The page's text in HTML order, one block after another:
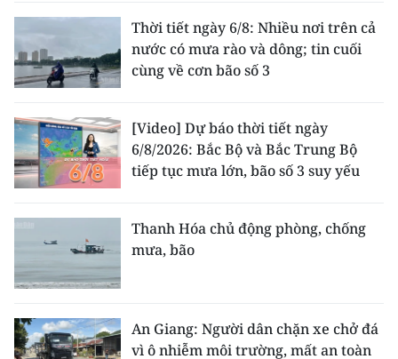
Thời tiết ngày 6/8: Nhiều nơi trên cả
nước có mưa rào và dông; tin cuối
cùng về cơn bão số 3
[Video] Dự báo thời tiết ngày
6/8/2026: Bắc Bộ và Bắc Trung Bộ
tiếp tục mưa lớn, bão số 3 suy yếu
Thanh Hóa chủ động phòng, chống
mưa, bão
An Giang: Người dân chặn xe chở đá
vì ô nhiễm môi trường, mất an toàn